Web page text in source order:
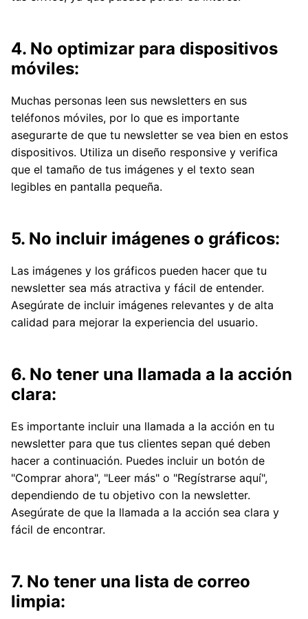
4. No optimizar para dispositivos
móviles:
Muchas personas leen sus newsletters en sus
teléfonos móviles, por lo que es importante
asegurarte de que tu newsletter se vea bien en estos
dispositivos. Utiliza un diseño responsive y verifica
que el tamaño de tus imágenes y el texto sean
legibles en pantalla pequeña.
5. No incluir imágenes o gráficos:
Las imágenes y los gráficos pueden hacer que tu
newsletter sea más atractiva y fácil de entender.
Asegúrate de incluir imágenes relevantes y de alta
calidad para mejorar la experiencia del usuario.
6. No tener una llamada a la acción
clara:
Es importante incluir una llamada a la acción en tu
newsletter para que tus clientes sepan qué deben
hacer a continuación. Puedes incluir un botón de
"Comprar ahora", "Leer más" o "Regístrarse aquí",
dependiendo de tu objetivo con la newsletter.
Asegúrate de que la llamada a la acción sea clara y
fácil de encontrar.
7. No tener una lista de correo
limpia: